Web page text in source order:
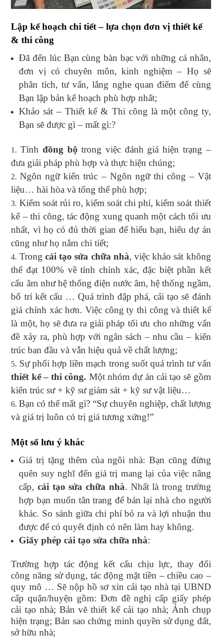
Lập kế hoạch chi tiết – lựa chọn đơn vị thiết kế
& thi công
Đã đến lúc Bạn cùng bàn bạc với những cá nhân,
đơn vị có chuyên môn, kinh nghiệm – Họ sẽ
phân tích, tư vấn, lắng nghe quan điểm để cùng
Bạn lập bản kế hoạch phù hợp nhất;
Khảo sát – Thiết kế & Thi công là một công ty,
Bạn sẽ được gì – mất gì:?
Tính đồng bộtrong việc đánh giá hiện trạng –
đưa giải pháp phù hợp và thực hiện chúng;
Ngôn ngữ kiến trúc – Ngôn ngữ thi công – Vật
liệu… hài hòa và tổng thể phù hợp;
Kiểm soát rủi ro, kiểm soát chi phí, kiểm soát thiết
kế – thi công, tác động xung quanh một cách tối ưu
nhất, vì họ có đủ thời gian để hiểu bạn, hiểu dự án
cũng như họ nắm chi tiết;
Trong cải tạo sửa chữa nhà, việc khảo sát không
thể đạt 100% về tính chính xác, đặc biệt phần kết
cấu âm như hệ thống điện nước âm, hệ thống ngầm,
bố trí kết cấu … Quá trình đập phá, cải tạo sẽ đánh
giá chính xác hơn. Việc công ty thi công và thiết kế
là một, họ sẽ đưa ra giải pháp tối ưu cho những vấn
đề xảy ra, phù hợp với ngân sách – nhu cầu – kiến
trúc ban đầu và vẫn hiệu quả về chất lượng;
Sự phối hợp liền mạch trong suốt quá trình tư vấn
thiết kế – thi công. Một nhóm dự án cải tạo sẽ gồm
kiến trúc sư + kỹ sư giám sát + kỹ sư vật liệu…
Bạn có thể mất gì? “Sự chuyên nghiệp, chất lượng
và giá trị luôn có trị giá tương xứng!”
Một số lưu ý khác
Giá trị tặng thêm của ngôi nhà: Bạn cũng đừng
quên suy nghĩ đến giá trị mang lại của việc nâng
cấp,cải tạo sửa chữa nhà. Nhất là trong trường
hợp bạn muốn tân trang để bán lại nhà cho người
khác. So sánh giữa chi phí bỏ ra và lợi nhuận thu
được để có quyết định có nên làm hay không.
Giấy phép cải tạo sửa chữa nhà:
Trường hợp tác động kết cấu chịu lực, thay đổi
công năng sử dụng, tác động mặt tiền – chiều cao –
quy mô … Sẽ nộp hồ sơ xin cải tạo nhà tại UBND
cấp quận/huyện gồm: Đơn đề nghị cấp giấy phép
cải tạo nhà; Bản vẽ thiết kế cải tạo nhà; Ảnh chụp
hiện trạng; Bản sao chứng minh quyền sử dụng đất,
sở hữu nhà;